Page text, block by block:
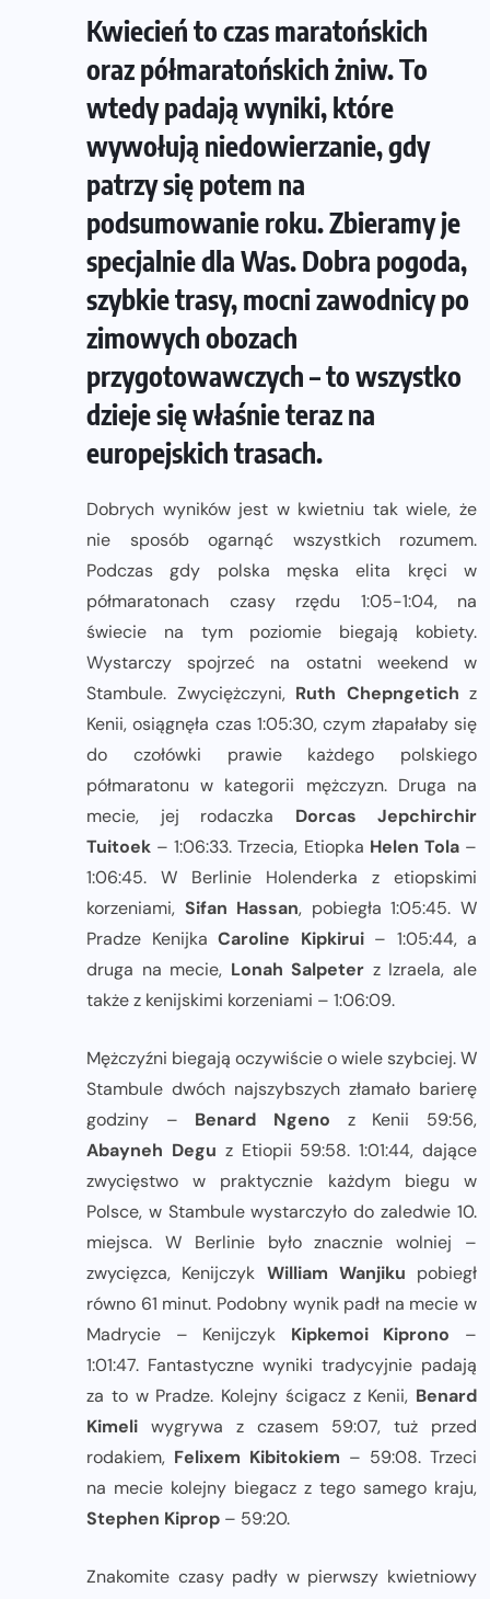
Kwiecień to czas maratońskich
oraz półmaratońskich żniw. To
wtedy padają wyniki, które
wywołują niedowierzanie, gdy
patrzy się potem na
podsumowanie roku. Zbieramy je
specjalnie dla Was. Dobra pogoda,
szybkie trasy, mocni zawodnicy po
zimowych obozach
przygotowawczych – to wszystko
dzieje się właśnie teraz na
europejskich trasach.
Dobrych wyników jest w kwietniu tak wiele, że
nie sposób ogarnąć wszystkich rozumem.
Podczas gdy polska męska elita kręci w
półmaratonach czasy rzędu 1:05-1:04, na
świecie na tym poziomie biegają kobiety.
Wystarczy spojrzeć na ostatni weekend w
Stambule. Zwyciężczyni, Ruth Chepngetich z
Kenii, osiągnęła czas 1:05:30, czym złapałaby się
do czołówki prawie każdego polskiego
półmaratonu w kategorii mężczyzn. Druga na
mecie, jej rodaczka Dorcas Jepchirchir
Tuitoek – 1:06:33. Trzecia, Etiopka Helen Tola–
1:06:45. W Berlinie Holenderka z etiopskimi
korzeniami, Sifan Hassan, pobiegła 1:05:45. W
Pradze Kenijka Caroline Kipkirui– 1:05:44, a
druga na mecie, Lonah Salpeter z Izraela, ale
także z kenijskimi korzeniami – 1:06:09.
Mężczyźni biegają oczywiście o wiele szybciej. W
Stambule dwóch najszybszych złamało barierę
godziny – Benard Ngeno z Kenii 59:56,
Abayneh Degu z Etiopii 59:58. 1:01:44, dające
zwycięstwo w praktycznie każdym biegu w
Polsce, w Stambule wystarczyło do zaledwie 10.
miejsca. W Berlinie było znacznie wolniej –
zwycięzca, Kenijczyk William Wanjiku pobiegł
równo 61 minut. Podobny wynik padł na mecie w
Madrycie – Kenijczyk Kipkemoi Kiprono –
1:01:47. Fantastyczne wyniki tradycyjnie padają
za to w Pradze. Kolejny ścigacz z Kenii, Benard
Kimeli wygrywa z czasem 59:07, tuż przed
rodakiem, Felixem Kibitokiem – 59:08. Trzeci
na mecie kolejny biegacz z tego samego kraju,
Stephen Kiprop – 59:20.
Znakomite czasy padły w pierwszy kwietniowy